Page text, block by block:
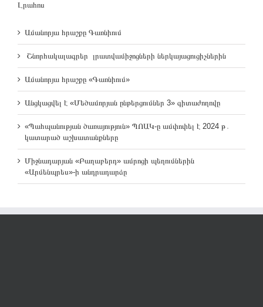
Լրահոս
Ամանորյա հրաշքը Գառնիում
Շնորհակալագրեր լրատվամիջոցների ներկայացուցիչներին
Ամանորյա հրաշքը «Գառնիում»
Անցկացվել է «Մեծամորյան ընթերցումներ 3» գիտաժողովը
«Պահպանության ծառայություն» ՊՈԱԿ-ը ամփոփել է 2024 թ․
կատարած աշխատանքները
Միջնադարյան «Բաղաբերդ» ամրոցի պեղումներին
«Արմենպրես»-ի անդրադարձը